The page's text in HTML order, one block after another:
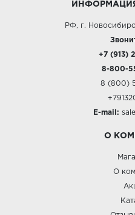
РФ, г.
+7 (913)
8-800-
8 (800)
E-mail:
О
О